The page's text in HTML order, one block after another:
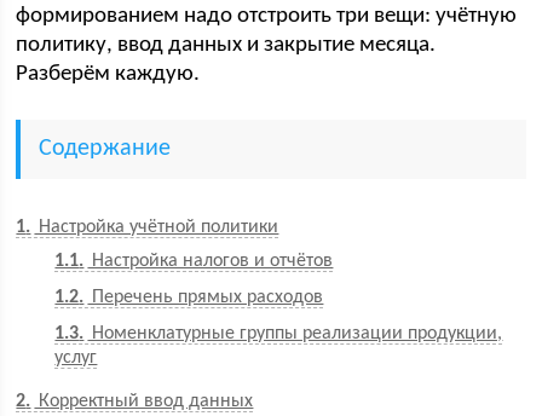
формированием надо отстроить три вещи: учётную
политику, ввод данных и закрытие месяца.
Разберём каждую.
Содержание
1
Настройка учётной политики
1.1
Настройка налогов и отчётов
1.2
Перечень прямых расходов
1.3
Номенклатурные группы реализации продукции,
услуг
2
Корректный ввод данных